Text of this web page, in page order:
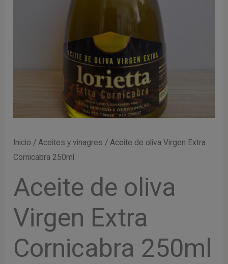
Inicio / Aceites y vinagres / Aceite de oliva Virgen Extra
Cornicabra 250ml
Aceite de oliva
Virgen Extra
Cornicabra 250ml